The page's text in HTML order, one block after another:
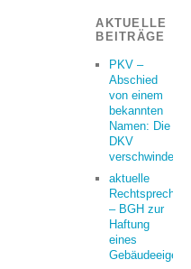
AKTUELLE
BEITRÄGE
PKV –
Abschied
von einem
bekannten
Namen: Die
DKV
verschwindet
aktuelle
– BGH zur
Haftung
eines